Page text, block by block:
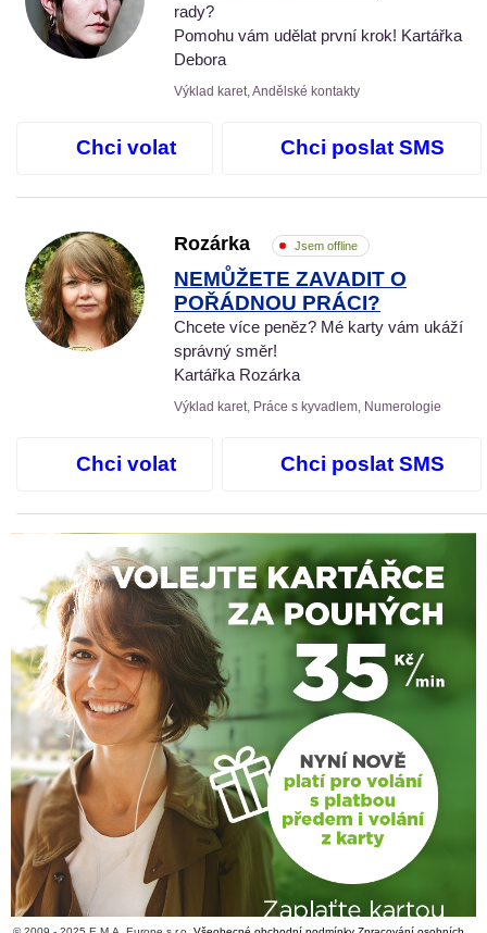
rady?
Pomohu vám udělat první krok! Kartářka
Debora
Výklad karet, Andělské kontakty
Chci volat Chci poslat SMS
Rozárka Jsem offline
NEMŮŽETE ZAVADIT O
POŘÁDNOU PRÁCI?
Chcete více peněz? Mé karty vám ukáží
správný směr!
Kartářka Rozárka
Výklad karet, Práce s kyvadlem, Numerologie
Chci volat Chci poslat SMS